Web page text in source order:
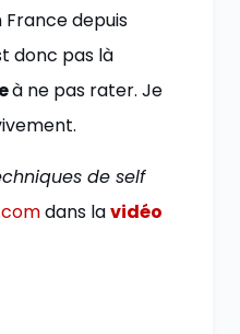
France depuis
donc pas là
à ne pas rater. Je
de self
dans lavidéo